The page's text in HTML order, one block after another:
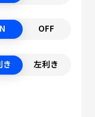
OFF
き 左利き